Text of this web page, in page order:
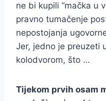
ne bi kupili “mačka u
pravno tumačenje
nepostojanja
Jer, jedno je preuzeti
kolodvorom, što …
Tijekom prvih osam